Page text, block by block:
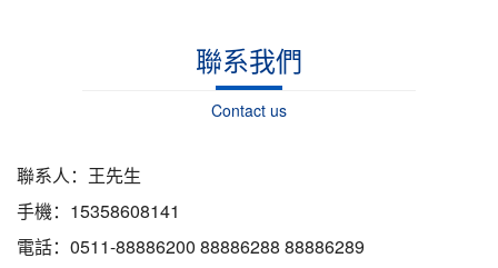
聯系我們
Contact us
聯系人：王先生
手機：15358608141
電話：0511-88886200 88886288 88886289